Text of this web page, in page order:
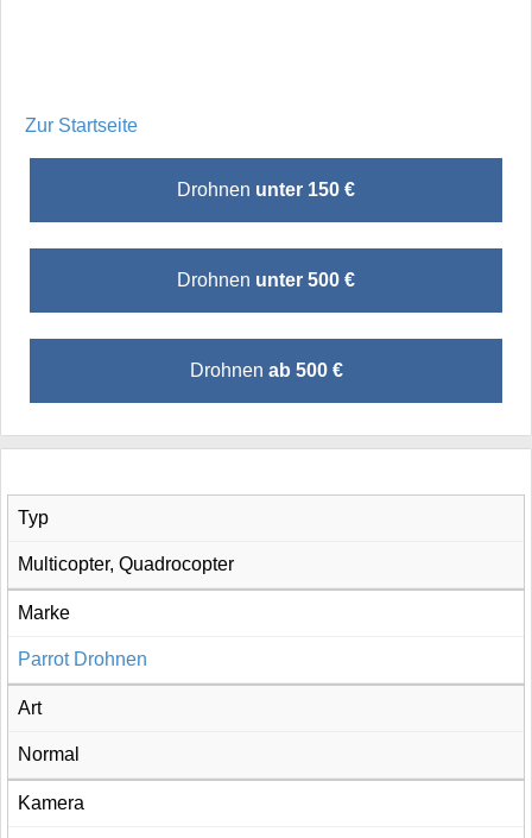
Zur Startseite
Drohnen unter 150 €
Drohnen unter 500 €
Drohnen ab 500 €
Typ
Multicopter, Quadrocopter
Marke
Parrot Drohnen
Art
Normal
Kamera